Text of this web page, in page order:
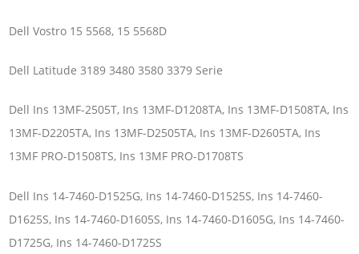
Dell Vostro 15 5568, 15 5568D
Dell Latitude 3189 3480 3580 3379 Serie
Dell Ins 13MF-2505T, Ins 13MF-D1208TA, Ins 13MF-D1508TA, Ins
13MF-D2205TA, Ins 13MF-D2505TA, Ins 13MF-D2605TA, Ins
13MF PRO-D1508TS, Ins 13MF PRO-D1708TS
Dell Ins 14-7460-D1525G, Ins 14-7460-D1525S, Ins 14-7460-
D1625S, Ins 14-7460-D1605S, Ins 14-7460-D1605G, Ins 14-7460-
D1725G, Ins 14-7460-D1725S